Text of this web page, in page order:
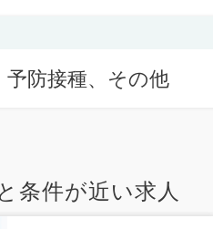
予防接種、その他
条件が近い求人